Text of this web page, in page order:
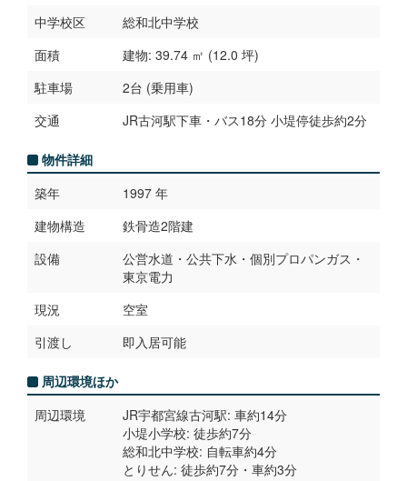
中学校区
総和北中学校
面積
建物: 39.74 ㎡ (12.0 坪)
駐車場
2台 (乗用車)
交通
JR古河駅下車・バス18分 小堤停徒歩約2分
物件詳細
築年
1997 年
建物構造
鉄骨造2階建
設備
公営水道・公共下水・個別プロパンガス・
東京電力
現況
空室
引渡し
即入居可能
周辺環境ほか
周辺環境
JR宇都宮線古河駅: 車約14分
小堤小学校: 徒歩約7分
総和北中学校: 自転車約4分
とりせん: 徒歩約7分・車約3分